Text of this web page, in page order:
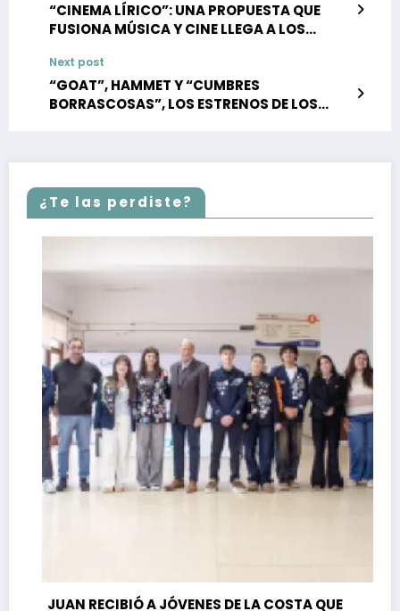
“CINEMA LÍRICO”: UNA PROPUESTA QUE
FUSIONA MÚSICA Y CINE LLEGA A LOS
Next post
“GOAT”, HAMMET Y “CUMBRES
BORRASCOSAS”, LOS ESTRENOS DE LOS
¿Te las perdiste?
JUAN RECIBIÓ A JÓVENES DE LA COSTA QUE